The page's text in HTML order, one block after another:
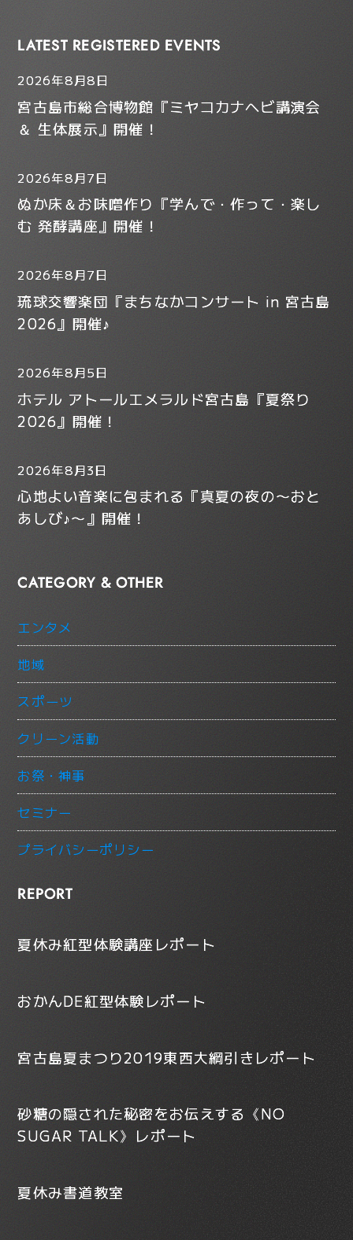
LATEST REGISTERED EVENTS
2026年8月8日
宮古島市総合博物館『ミヤコカナヘビ講演会
＆ 生体展示』開催！
2026年8月7日
ぬか床＆お味噌作り『学んで・作って・楽し
む 発酵講座』開催！
2026年8月7日
琉球交響楽団『まちなかコンサート in 宮古島
2026』開催♪
2026年8月5日
ホテル アトールエメラルド宮古島『夏祭り
2026』開催！
2026年8月3日
心地よい音楽に包まれる『真夏の夜の〜おと
あしび♪〜』開催！
CATEGORY & OTHER
エンタメ
地域
スポーツ
クリーン活動
お祭・神事
セミナー
プライバシーポリシー
REPORT
夏休み紅型体験講座レポート
おかんDE紅型体験レポート
宮古島夏まつり2019東西大綱引きレポート
砂糖の隠された秘密をお伝えする《NO
SUGAR TALK》レポート
夏休み書道教室